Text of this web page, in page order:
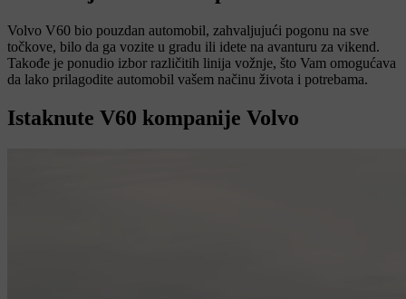
Volvo V60 bio pouzdan automobil, zahvaljujući pogonu na sve
točkove, bilo da ga vozite u gradu ili idete na avanturu za vikend.
Takođe je ponudio izbor različitih linija vožnje, što Vam omogućava
da lako prilagodite automobil vašem načinu života i potrebama.
Istaknute V60 kompanije Volvo